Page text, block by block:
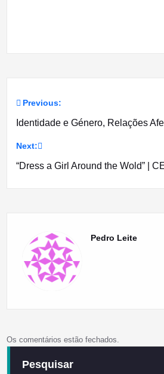
Navegação
artigos
Previous:
Identidade e Género, Relações
Next:
“Dress a Girl Around the Wold” |
Pedro Leite
Os comentários estão fechados.
Pesquisar